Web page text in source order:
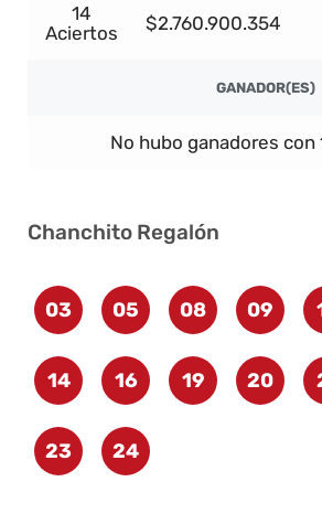
14
Aciertos
$2.760.900.354
GANADOR(ES)
No hubo ganadores con
Chanchito Regalón
03 05 08 09
14 16 19 20
23 24